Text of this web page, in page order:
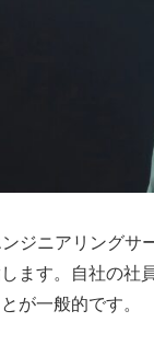
ジニアリングサ
ます。自社の社
が一般的です。